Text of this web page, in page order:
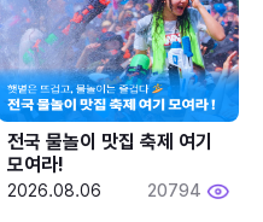
전국 물놀이 맛집 축제 여기
모여라!
2026.08.06 20794